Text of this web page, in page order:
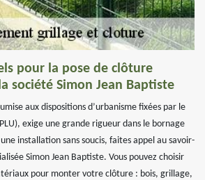
pour la pose de clôture
société Simon Jean Baptiste
aux dispositions d’urbanisme fixées par le
exige une grande rigueur dans le bornage
installation sans soucis, faites appel au savoir-
Simon Jean Baptiste. Vous pouvez choisir
pour monter votre clôture : bois, grillage,